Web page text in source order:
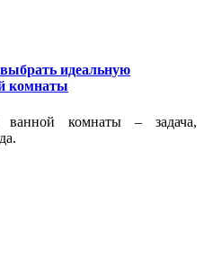
идеальную
комнаты
комнаты – задача,